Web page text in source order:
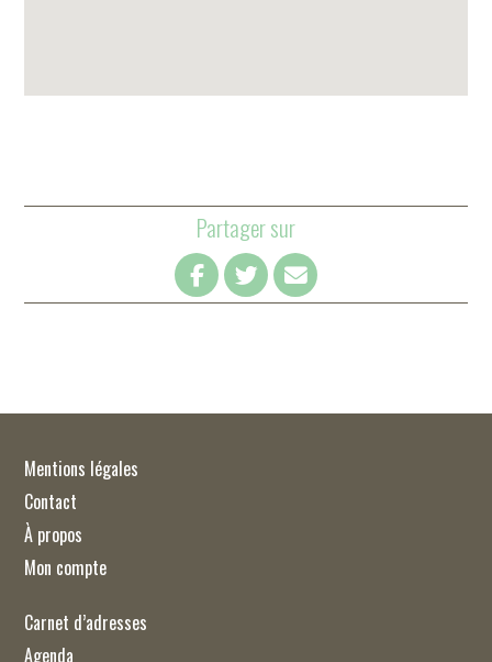
Partager sur
Mentions légales
Contact
À propos
Mon compte
Carnet d’adresses
Agenda